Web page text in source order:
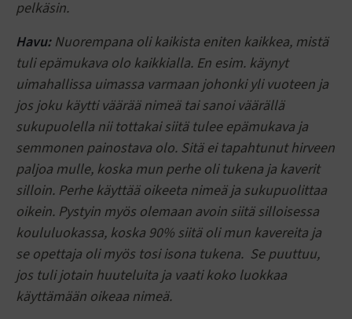
pelkäsin.
Havu:Nuorempana oli kaikista eniten kaikkea, mistä
tuli epämukava olo kaikkialla. En esim. käynyt
uimahallissa uimassa varmaan johonki yli vuoteen ja
jos joku käytti väärää nimeä tai sanoi väärällä
sukupuolella nii tottakai siitä tulee epämukava ja
semmonen painostava olo. Sitä ei tapahtunut hirveen
paljoa mulle, koska mun perhe oli tukena ja kaverit
silloin. Perhe käyttää oikeeta nimeä ja sukupuolittaa
oikein. Pystyin myös olemaan avoin siitä silloisessa
koululuokassa, koska 90% siitä oli mun kavereita ja
se opettaja oli myös tosi isona tukena. Se puuttuu,
jos tuli jotain huuteluita ja vaati koko luokkaa
käyttämään oikeaa nimeä.